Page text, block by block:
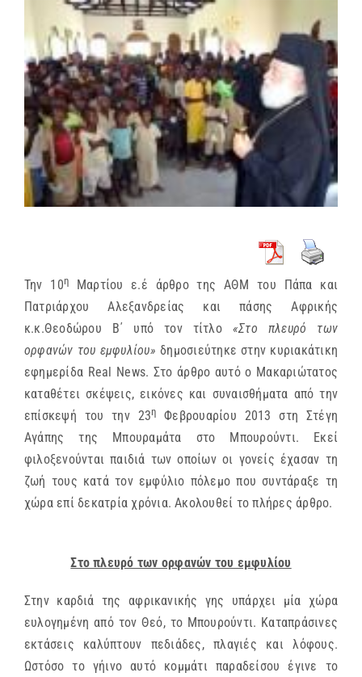
MEDIA
ΕΝΗΜΕΡΩΣΗ
ΣΥΝΔΕΣΕΙΣ
Προβολή
μεγαλύτερης
εικόνας
Την 10η
Μαρτίου ε.έ άρθρο της ΑΘΜ του Πάπα και
Πατριάρχου Αλεξανδρείας και πάσης Αφρικής
κ.κ.Θεοδώρου Β΄ υπό τον τίτλο «Στο πλευρό των
ορφανών του εμφυλίου» δημοσιεύτηκε στην κυριακάτικη
εφημερίδα Real News. Στο άρθρο αυτό ο Μακαριώτατος
καταθέτει σκέψεις, εικόνες και συναισθήματα από την
επίσκεψή του την 23η
Φεβρουαρίου 2013 στη Στέγη
Αγάπης της Μπουραμάτα στο Μπουρούντι. Εκεί
φιλοξενούνται παιδιά των οποίων οι γονείς έχασαν τη
ζωή τους κατά τον εμφύλιο πόλεμο που συντάραξε τη
χώρα επί δεκατρία χρόνια. Ακολουθεί το πλήρες άρθρο.
Στο πλευρό των ορφανών του εμφυλίου
Στην καρδιά της αφρικανικής γης υπάρχει μία χώρα
ευλογημένη από τον Θεό, το Μπουρούντι. Καταπράσινες
εκτάσεις καλύπτουν πεδιάδες, πλαγιές και λόφους.
Ωστόσο το γήινο αυτό κομμάτι παραδείσου έγινε το